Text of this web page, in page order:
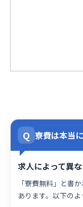
Q 寮費は本当
求人によって異な
「寮費無料」と書
あります。以下のよ